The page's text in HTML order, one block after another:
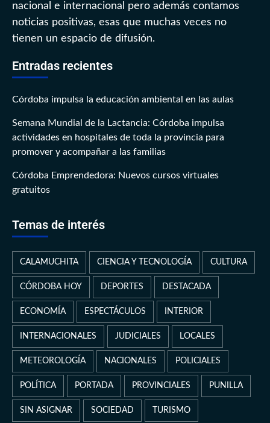
nacional e internacional pero además contamos
noticias positivas, esas que muchas veces no
tienen un espacio de difusión.
Entradas recientes
Córdoba impulsa la educación ambiental en las aulas
Semana Mundial de la Lactancia: Córdoba impulsa
actividades en hospitales de toda la provincia para
promover y acompañar a las familias
Córdoba Emprendedora: Nuevos cursos virtuales
gratuitos
Temas de interés
CALAMUCHITA CIENCIA Y TECNOLOGÍA CULTURA
CÓRDOBA HOY DEPORTES DESTACADA
ECONOMÍA ESPECTÁCULOS INTERIOR
INTERNACIONALES JUDICIALES LOCALES
METEOROLOGÍA NACIONALES POLICIALES
POLÍTICA PORTADA PROVINCIALES PUNILLA
SIN ASIGNAR SOCIEDAD TURISMO